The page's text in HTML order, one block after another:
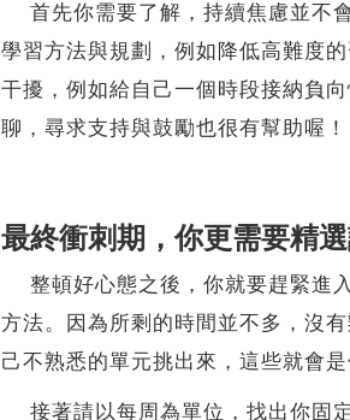
首先你需要了解，持續焦慮並不
學習方法與規劃，例如降低高難度
干擾，例如給自己一個時段接納負
聊，尋求支持與鼓勵也很有幫助喔！
最終衝刺期，你更需要精
整頓好心態之後，你就要趕緊進
方法。因為所剩的時間並不多，沒
己不熟悉的單元挑出來，這些就會
接著請以每周為單位，找出你固